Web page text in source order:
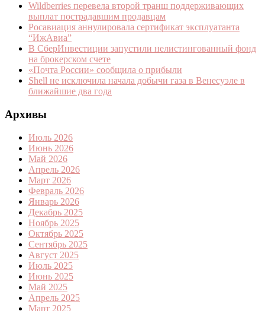
Wildberries перевела второй транш поддерживающих
выплат пострадавшим продавцам
Росавиация аннулировала сертификат эксплуатанта
“ИжАвиа”
В СберИнвестиции запустили нелистингованный фонд
на брокерском счете
«Почта России» сообщила о прибыли
Shell не исключила начала добычи газа в Венесуэле в
ближайшие два года
Архивы
Июль 2026
Июнь 2026
Май 2026
Апрель 2026
Март 2026
Февраль 2026
Январь 2026
Декабрь 2025
Ноябрь 2025
Октябрь 2025
Сентябрь 2025
Август 2025
Июль 2025
Июнь 2025
Май 2025
Апрель 2025
Март 2025